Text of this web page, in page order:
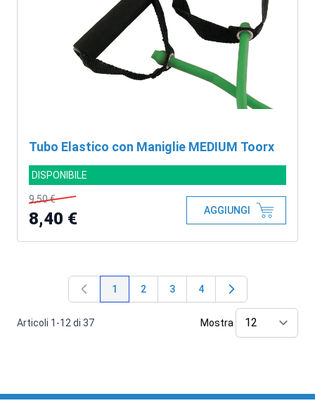
Tubo Elastico con Maniglie MEDIUM Toorx
DISPONIBILE
9,50 €
8,40 € AGGIUNGI
Articoli 1 -12 di 37
Attualmente stai leggendo la pagina
1
Pagina
2
Pagina
3
Pagina
4
Mostra